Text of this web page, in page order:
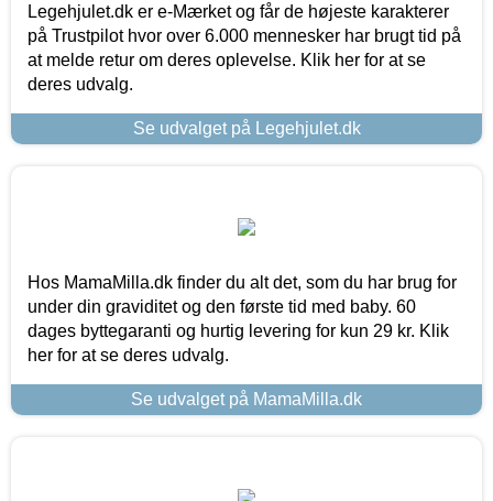
Legehjulet.dk er e-Mærket og får de højeste karakterer
på Trustpilot hvor over 6.000 mennesker har brugt tid på
at melde retur om deres oplevelse. Klik her for at se
deres udvalg.
Se udvalget på Legehjulet.dk
Hos MamaMilla.dk finder du alt det, som du har brug for
under din graviditet og den første tid med baby. 60
dages byttegaranti og hurtig levering for kun 29 kr. Klik
her for at se deres udvalg.
Se udvalget på MamaMilla.dk